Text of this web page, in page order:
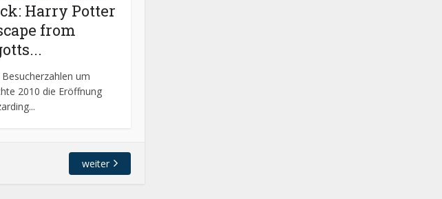
Harry Potter
from
um
2010 die Eröffnung
weiter